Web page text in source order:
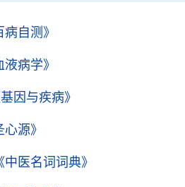
病自测》
液病学》
基因与疾病》
心源》
中医名词词典》